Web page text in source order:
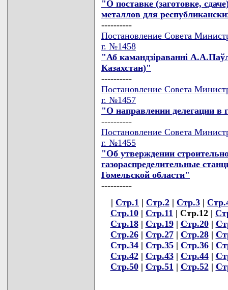
"О поставке (заготовке,
металлов для
----------
Постановление Совета
г. №1458
"Аб камандзiраваннi
Казахстан)"
----------
Постановление Совета
г. №1457
"О направлении делегации в
----------
Постановление Совета
г. №1455
"Об утверждении
газораспределительные
Гомельской области"
----------
| Стр.1 | Стр.2 | Стр.3 |
Стр.10 | Стр.11 | Стр.12 |
Стр.18| Стр.19| Стр.20|
Стр.26| Стр.27| Стр.28|
Стр.34| Стр.35| Стр.36|
Стр.42| Стр.43| Стр.44|
Стр.50| Стр.51 | Стр.52|